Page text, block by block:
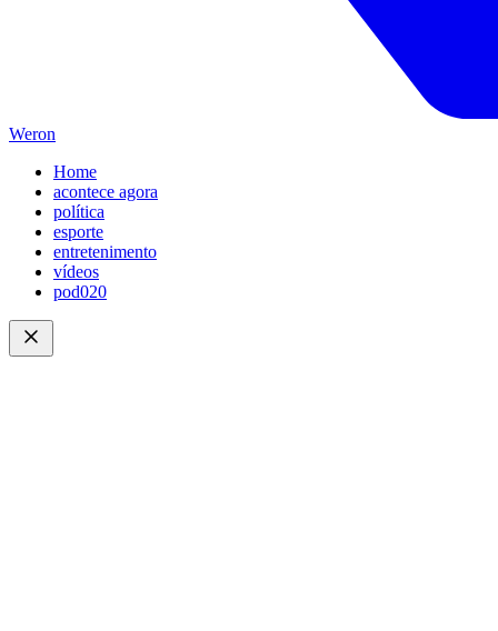
Weron
Home
acontece agora
política
esporte
entretenimento
vídeos
pod020